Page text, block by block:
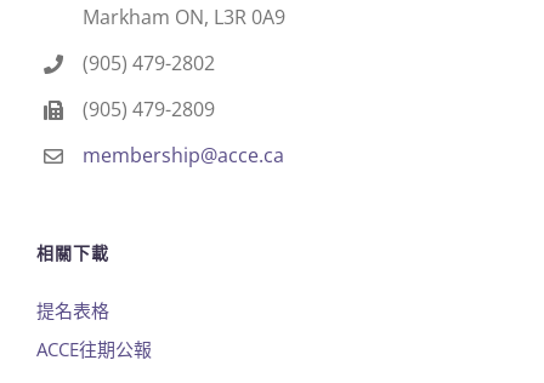
Markham ON, L3R 0A9
(905) 479-2802
(905) 479-2809
membership@acce.ca
相關下載
提名表格
ACCE往期公報